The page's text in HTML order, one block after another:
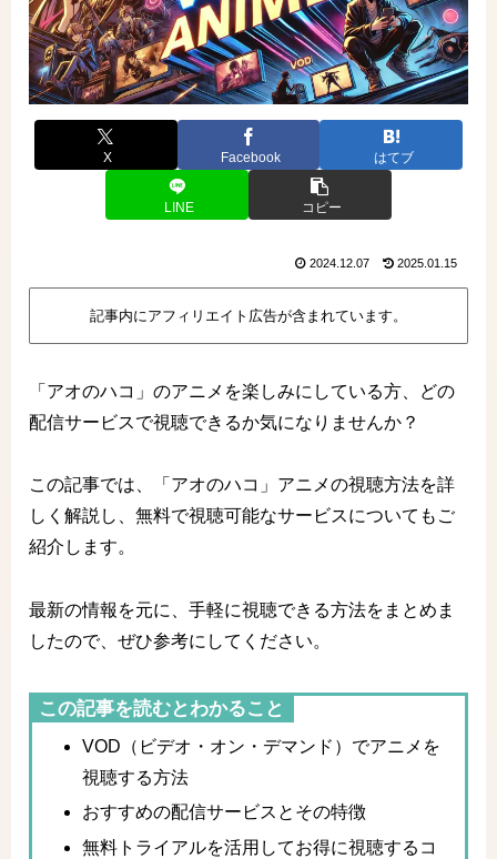
X Facebook はてブ
LINE コピー
2024.12.07 2025.01.15
記事内にアフィリエイト広告が含まれています。
「アオのハコ」のアニメを楽しみにしている方、どの
配信サービスで視聴できるか気になりませんか？
この記事では、「アオのハコ」アニメの視聴方法を詳
しく解説し、無料で視聴可能なサービスについてもご
紹介します。
最新の情報を元に、手軽に視聴できる方法をまとめま
したので、ぜひ参考にしてください。
この記事を読むとわかること
VOD（ビデオ・オン・デマンド）でアニメを
視聴する方法
おすすめの配信サービスとその特徴
無料トライアルを活用してお得に視聴するコ